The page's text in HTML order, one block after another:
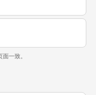
一致。